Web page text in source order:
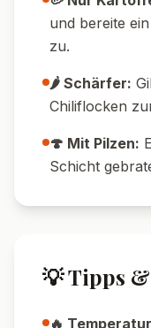
520
Kalorien
75g
🔄